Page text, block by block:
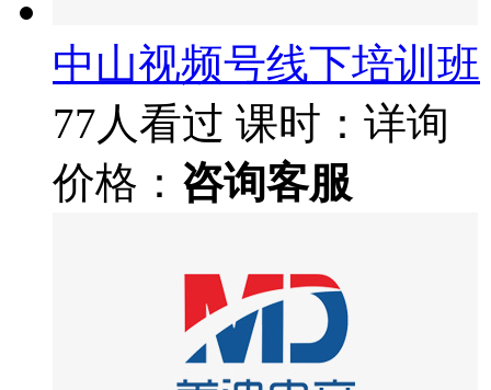
中山视频号线下培训班
77人看过 课时：详询
价格： 咨询客服